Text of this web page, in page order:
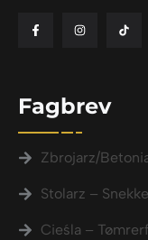
Fagbrev
Zbrojarz/
Stolarz –
Cieśla –